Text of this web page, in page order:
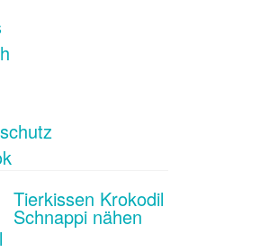
Tierkissen Krokodil
Schnappi nähen